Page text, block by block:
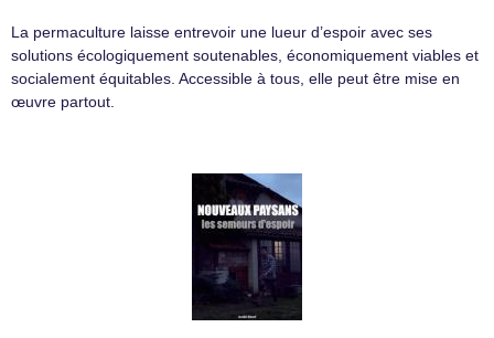
La permaculture laisse entrevoir une lueur d’espoir avec ses
solutions écologiquement soutenables, économiquement viables et
socialement équitables. Accessible à tous, elle peut être mise en
œuvre partout.